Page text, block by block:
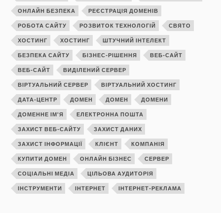
ОНЛАЙН БЕЗПЕКА РЕЄСТРАЦІЯ ДОМЕНІВ
РОБОТА САЙТУ РОЗВИТОК ТЕХНОЛОГІЙ СВЯТО
ХОСТИНГ ХОСТИНГ ШТУЧНИЙ ІНТЕЛЕКТ
БЕЗПЕКА САЙТУ БІЗНЕС-РІШЕННЯ ВЕБ-САЙТ
ВЕБ-САЙТ ВИДІЛЕНИЙ СЕРВЕР
ВІРТУАЛЬНИЙ СЕРВЕР ВІРТУАЛЬНИЙ ХОСТИНГ
ДАТА-ЦЕНТР ДОМЕН ДОМЕН ДОМЕНИ
ДОМЕННЕ ІМ'Я ЕЛЕКТРОННА ПОШТА
ЗАХИСТ ВЕБ-САЙТУ ЗАХИСТ ДАНИХ
ЗАХИСТ ІНФОРМАЦІЇ КЛІЄНТ КОМПАНІЯ
КУПИТИ ДОМЕН ОНЛАЙН БІЗНЕС СЕРВЕР
СОЦІАЛЬНІ МЕДІА ЦІЛЬОВА АУДИТОРІЯ
ІНСТРУМЕНТИ ІНТЕРНЕТ ІНТЕРНЕТ-РЕКЛАМА